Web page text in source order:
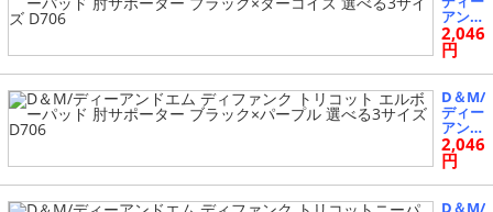
選べる
3サイ
ズ D70
6
ーパッ
ド 肘
サポー
ター
ブラッ
ク×ゴ
ールド
選べる
3サイ
ズ D70
6
アンド
エム
ディフ
ァンク
トリコ
ット
エルボ
ーパッ
ド 肘
サポー
ター
ブラッ
ク×タ
2,046
円
D＆M/
ディー
アンド
エム
ディフ
ァンク
トリコ
ット
2,046
円
D＆M/